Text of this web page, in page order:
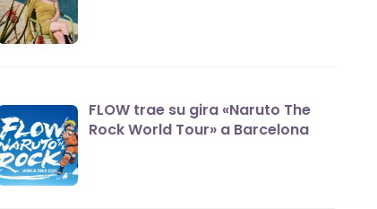
FLOW trae su gira «Naruto The
Rock World Tour» a Barcelona